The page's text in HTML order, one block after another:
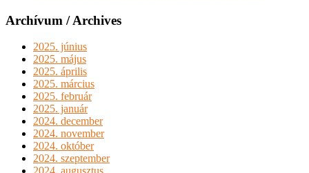
Archívum / Archives
2025. június
2025. május
2025. április
2025. március
2025. február
2025. január
2024. december
2024. november
2024. október
2024. szeptember